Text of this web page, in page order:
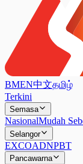
BMEN中文தமிழ்
Terkini
Semasa
NasionalMudah
Selangor
EXCOADNPBT
Pancawarna